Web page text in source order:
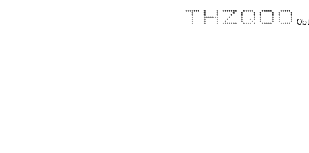
******* * * ******* ***** ***** *****
* * * * * * * * * *
* * * * * * * * * *
* ******* * * * * * * *
* * * * * * * * * * *
* * * * * * * * * *
* * * ******* **** * ***** *****